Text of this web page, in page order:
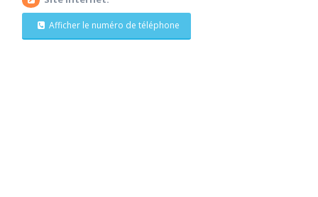
Afficher le numéro de téléphone